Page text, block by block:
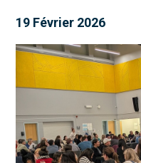
19 Février 2026